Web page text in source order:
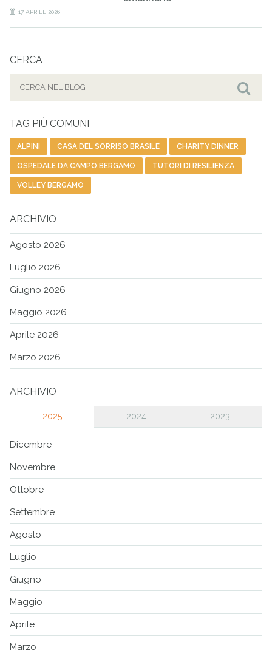
17 APRILE 2026
CERCA
TAG PIÙ COMUNI
ALPINI CASA DEL SORRISO BRASILE CHARITY DINNER
OSPEDALE DA CAMPO BERGAMO TUTORI DI RESILIENZA
VOLLEY BERGAMO
ARCHIVIO
Agosto 2026
Luglio 2026
Giugno 2026
Maggio 2026
Aprile 2026
Marzo 2026
ARCHIVIO
2025 2024 2023
Dicembre
Novembre
Ottobre
Settembre
Agosto
Luglio
Giugno
Maggio
Aprile
Marzo